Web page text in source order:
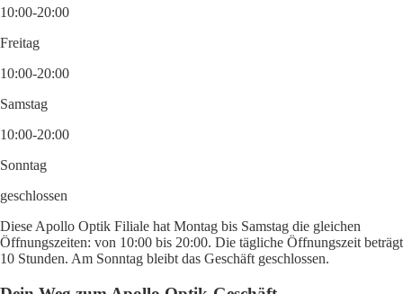
10:00-20:00
Freitag
10:00-20:00
Samstag
10:00-20:00
Sonntag
geschlossen
Diese Apollo Optik Filiale hat Montag bis Samstag die gleichen
Öffnungszeiten: von 10:00 bis 20:00. Die tägliche Öffnungszeit beträgt
10 Stunden. Am Sonntag bleibt das Geschäft geschlossen.